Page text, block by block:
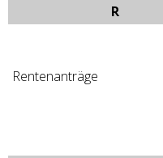
R
Rentenanträge